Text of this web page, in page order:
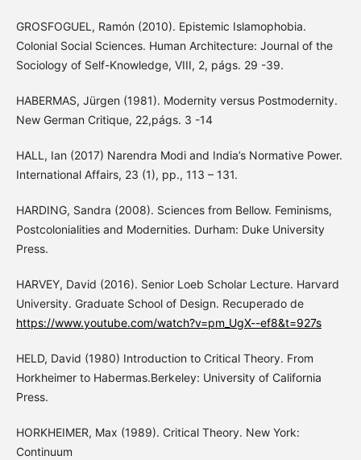
GROSFOGUEL, Ramón (2010). Epistemic Islamophobia.
Colonial Social Sciences. Human Architecture: Journal of the
Sociology of Self-Knowledge, VIII, 2, págs. 29 -39.
HABERMAS, Jürgen (1981). Modernity versus Postmodernity.
New German Critique, 22,págs. 3 -14
HALL, Ian (2017) Narendra Modi and India’s Normative Power.
International Affairs, 23 (1), pp., 113 – 131.
HARDING, Sandra (2008). Sciences from Bellow. Feminisms,
Postcolonialities and Modernities. Durham: Duke University
Press.
HARVEY, David (2016). Senior Loeb Scholar Lecture. Harvard
University. Graduate School of Design. Recuperado de
https://www.youtube.com/watch?v=pm_UgX--ef8&t=927s
HELD, David (1980) Introduction to Critical Theory. From
Horkheimer to Habermas.Berkeley: University of California
Press.
HORKHEIMER, Max (1989). Critical Theory. New York:
Continuum